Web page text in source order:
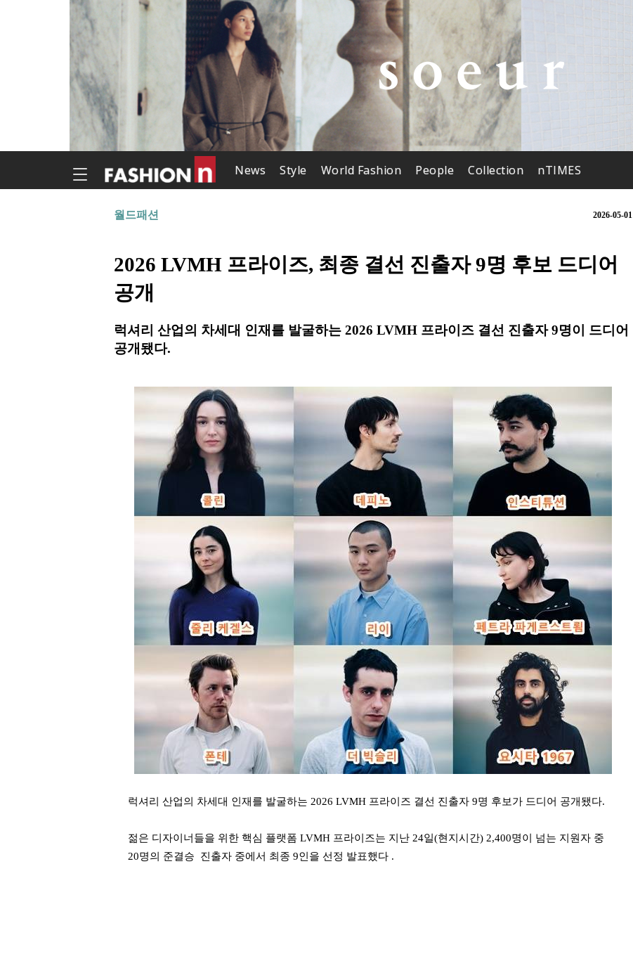
News Style World Fashion People Collection nTIMES
월드패션 2026-05-01
2026 LVMH 프라이즈, 최종 결선 진출자 9명 후보 드디어
공개
럭셔리 산업의 차세대 인재를 발굴하는 2026 LVMH 프라이즈 결선 진출자 9명이 드디어
공개됐다.
럭셔리 산업의 차세대 인재를 발굴하는 2026 LVMH 프라이즈 결선 진출자 9명 후보가 드디어 공개됐다.
젊은 디자이너들을 위한 핵심 플랫폼 LVMH 프라이즈는 지난 24일(현지시간) 2,400명이 넘는 지원자 중
20명의 준결승 진출자 중에서 최종 9인을 선정 발표했다 .